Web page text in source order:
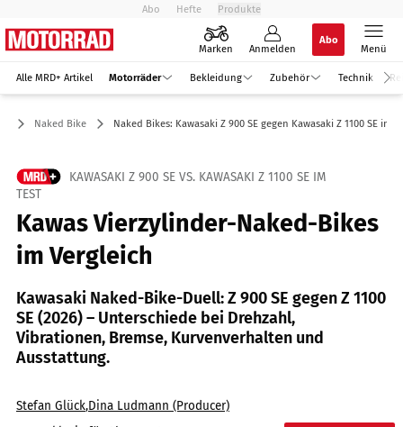
Abo Hefte Produkte
Marken Anmelden
Abo
Menü
Alle MRD+ Artikel Motorräder Bekleidung Zubehör Technik
Naked Bike Naked Bikes: Kawasaki Z 900 SE gegen Kawasaki Z 1100 SE im
KAWASAKI Z 900 SE VS. KAWASAKI Z 1100 SE IM
TEST
Kawas Vierzylinder-Naked-Bikes
im Vergleich
Kawasaki Naked-Bike-Duell: Z 900 SE gegen Z 1100
SE (2026) – Unterschiede bei Drehzahl,
Vibrationen, Bremse, Kurvenverhalten und
Ausstattung.
Stefan Glück,Dina Ludmann (Producer)